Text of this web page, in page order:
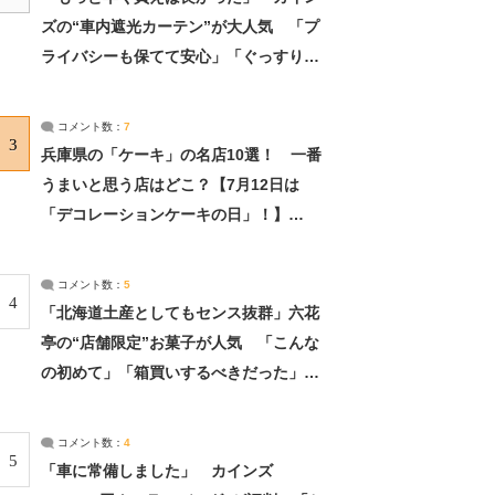
ズの“車内遮光カーテン”が大人気 「プ
ライバシーも保てて安心」「ぐっすり眠
3
コメント数： 7
兵庫県の「ケーキ」の名店10選！ 一番
うまいと思う店はどこ？【7月12日は
「デコレーションケーキの日」！】
4
コメント数： 5
「北海道土産としてもセンス抜群」六花
亭の“店舗限定”お菓子が人気 「こんな
の初めて」「箱買いするべきだった」
5
コメント数： 4
「車に常備しました」 カインズ